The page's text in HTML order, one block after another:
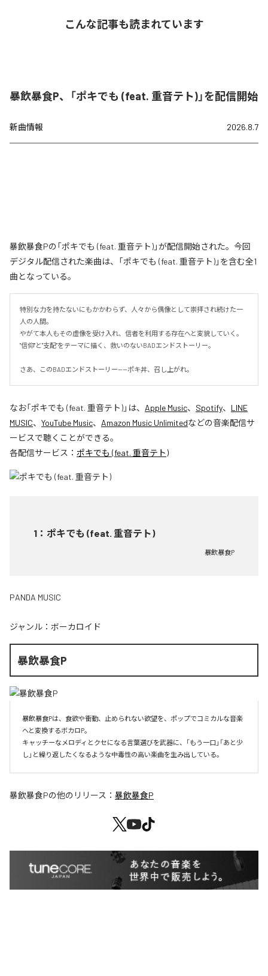
こんな記事も読まれています
暴飲暴食P、「ポキでも (feat. 重音テト)」を配信開始
新曲情報 2026.8.7
暴飲暴食Pの「ポキでも (feat. 重音テト)」が配信開始された。今回
デジタル配信された楽曲は、「ポキでも (feat. 重音テト)」を含む全1
曲となっている。
特別な力を持たないにもかかわらず、人々から偶像として崇拝され続けた一
人の人間。
やがて本人もその虚像を受け入れ、信者を利用する存在へと変貌していく。
"信仰"と"支配"をテーマに描く、救いのないBADエンドストーリー。
さあ、このBADエンドストーリー——ポキ丼、召し上がれ。
なお「ポキでも (feat. 重音テト)」は、 Apple Music、 Spotify、 LINE
MUSIC、 YouTube Music、 Amazon Music Unlimitedなどの音楽配信サ
ービスで聴くことができる。
各配信サービス： ポキでも (feat. 重音テト)
1 ： ポキでも (feat. 重音テト)
暴飲暴食P
PANDA MUSIC
ジャンル： ボーカロイド
暴飲暴食P
暴飲暴食Pは、食欲や衝動、止められない欲望を、ポップでコミカルな音楽
へと変換するボカロP。
キャッチーなメロディとクセになる言葉選びを武器に、「もう一口」「あと少
し」と繰り返したくなるような中毒性の高い楽曲を生み出している。
暴飲暴食Pの他のリリース： 暴飲暴食P